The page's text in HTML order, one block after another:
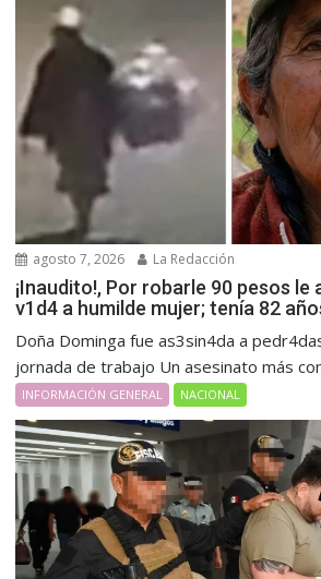
agosto 7, 2026 La Redacción
¡Inaudito!, Por robarle 90 pesos
v1d4 a humilde mujer; tenía 82
Doña Dominga fue as3sin4da a
jornada de trabajo Un asesinato más
INFORMACIÓN GENERAL NACIONAL